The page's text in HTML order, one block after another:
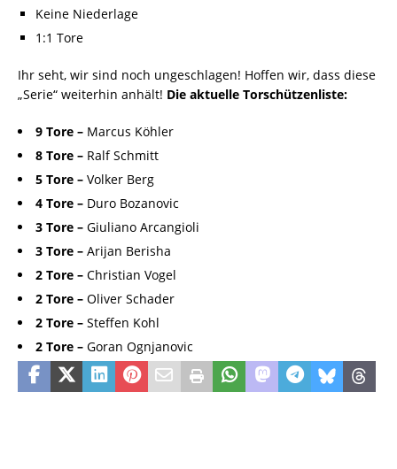
Keine Niederlage
1:1 Tore
Ihr seht, wir sind noch ungeschlagen! Hoffen wir, dass diese
„Serie“ weiterhin anhält! Die aktuelle Torschützenliste:
9 Tore – Marcus Köhler
8 Tore – Ralf Schmitt
5 Tore – Volker Berg
4 Tore – Duro Bozanovic
3 Tore – Giuliano Arcangioli
3 Tore – Arijan Berisha
2 Tore – Christian Vogel
2 Tore – Oliver Schader
2 Tore – Steffen Kohl
2 Tore – Goran Ognjanovic